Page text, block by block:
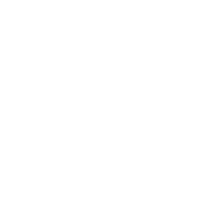
ありません。
です。
ず変更すること